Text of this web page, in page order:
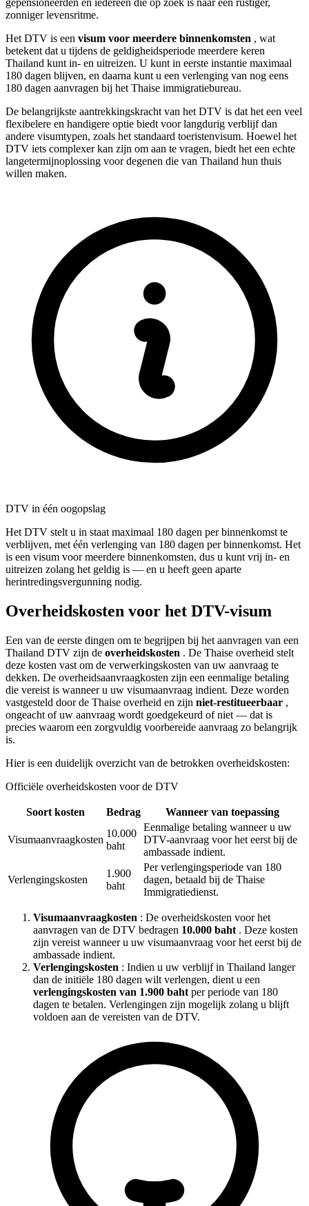
gepensioneerden en iedereen die op zoek is naar een rustiger,
zonniger levensritme.
Het DTV is een visum voor meerdere binnenkomsten , wat
betekent dat u tijdens de geldigheidsperiode meerdere keren
Thailand kunt in- en uitreizen. U kunt in eerste instantie maximaal
180 dagen blijven, en daarna kunt u een verlenging van nog eens
180 dagen aanvragen bij het Thaise immigratiebureau.
De belangrijkste aantrekkingskracht van het DTV is dat het een veel
flexibelere en handigere optie biedt voor langdurig verblijf dan
andere visumtypen, zoals het standaard toeristenvisum. Hoewel het
DTV iets complexer kan zijn om aan te vragen, biedt het een echte
langetermijnoplossing voor degenen die van Thailand hun thuis
willen maken.
DTV in één oogopslag
Het DTV stelt u in staat maximaal 180 dagen per binnenkomst te
verblijven, met één verlenging van 180 dagen per binnenkomst. Het
is een visum voor meerdere binnenkomsten, dus u kunt vrij in- en
uitreizen zolang het geldig is — en u heeft geen aparte
herintredingsvergunning nodig.
Overheidskosten voor het DTV-visum
Een van de eerste dingen om te begrijpen bij het aanvragen van een
Thailand DTV zijn de overheidskosten . De Thaise overheid stelt
deze kosten vast om de verwerkingskosten van uw aanvraag te
dekken. De overheidsaanvraagkosten zijn een eenmalige betaling
die vereist is wanneer u uw visumaanvraag indient. Deze worden
vastgesteld door de Thaise overheid en zijn niet-restitueerbaar ,
ongeacht of uw aanvraag wordt goedgekeurd of niet — dat is
precies waarom een zorgvuldig voorbereide aanvraag zo belangrijk
is.
Hier is een duidelijk overzicht van de betrokken overheidskosten:
Officiële overheidskosten voor de DTV
Soort kosten Bedrag Wanneer van toepassing
Visumaanvraagkosten
10.000
baht
Eenmalige betaling wanneer u uw
DTV-aanvraag voor het eerst bij de
ambassade indient.
Verlengingskosten
1.900
baht
Per verlengingsperiode van 180
dagen, betaald bij de Thaise
Immigratiedienst.
Visumaanvraagkosten : De overheidskosten voor het
aanvragen van de DTV bedragen 10.000 baht . Deze kosten
zijn vereist wanneer u uw visumaanvraag voor het eerst bij de
ambassade indient.
Verlengingskosten : Indien u uw verblijf in Thailand langer
dan de initiële 180 dagen wilt verlengen, dient u een
verlengingskosten van 1.900 baht per periode van 180
dagen te betalen. Verlengingen zijn mogelijk zolang u blijft
voldoen aan de vereisten van de DTV.